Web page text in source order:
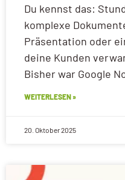
Du kennst das:
komplexe
Präsentation oder
deine Kunden
Bisher war Google
WEITERLESEN »
20. Oktober 2025